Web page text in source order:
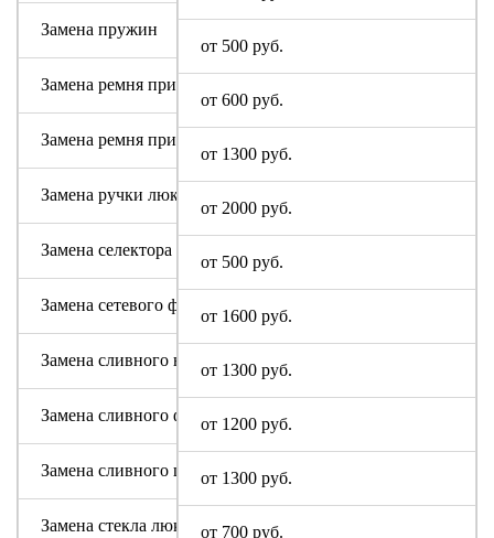
от 500 руб.
от 600 руб.
от 1300 руб.
от 2000 руб.
от 500 руб.
от 1600 руб.
от 1300 руб.
от 1200 руб.
от 1300 руб.
от 700 руб.
Замена пружин
Замена ремня привода (двигателя)
Замена ремня привода барабана
Замена ручки люка
Замена селектора программ
Замена сетевого фильтра (ФПС, пусковой конденсатор)
Замена сливного насоса
Замена сливного фильтра
Замена сливного шланга
Замена стекла люка